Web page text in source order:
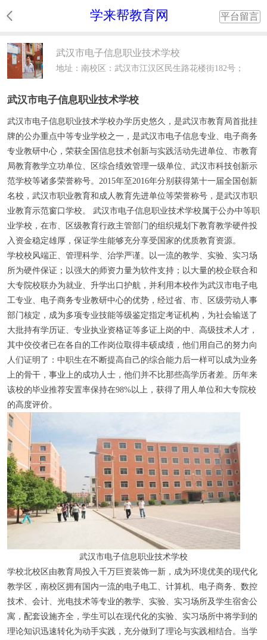
学来帮教育网 平台留言
武汉市电子信息职业技术学校
地址：南校区：武汉市江汉区民生路花楼街182号；
武汉市电子信息职业技术学校
武汉市电子信息职业技术学校办学历史悠久，是武汉市教育局首批挂
牌的公办重点中等专业学校之一，是武汉市电子信息专业、电子商务
专业教研中心，荣获全国信息技术创新与实践活动先进单位、市教育
局教育教学立功单位、区综合绩效管理一级单位、武汉市科技创新示
范学校等诸多荣誉称号。2015年至2016年分别获得第十一届全国创新
名校，武汉市职业教育和成人教育先进单位等荣誉称号，是武汉市职
业教育示范窗口学校。 武汉市电子信息职业技术学校属于公办中等职
业学校，在市、区级教育行政主管部门的组织规划下教育教学硬件投
入资金稳定雄厚，保证学生能够充分享受国家的优质教育资源。
学校校风端正、管理科学、治学严谨。以一流的教学、实验、实习场
所为硬件保证；以强大的师资力量为软件支持；以大量的校企联合和
大专院校联办为就业、升学出口护航，并利用本校作为武汉市电子电
工专业、电子商务专业教研中心的优势，经过省、市、区级劳动人事
部门核定，成为多项专业技能等级鉴定指定考证机构，为社会输送了
大批持有学历证、专业执业资格证等多证上岗的中、高级技术人才，
其中佼佼者已在各自的工作岗位取得丰硕成绩，他们用自己的努力向
人们证明了：中职生在不断提高自己的综合能力后一样可以成为业务
上的骨干，事业上的成功人士，他们并不比那些高学历者差。历年来
该校的毕业推荐安置率保持在98%以上，获得了用人单位和大专院校
的高度评价。
武汉市电子信息职业技术学校
学校北校区由教育局投入千万巨资装饰一新，成为环境优美的现代化
教学区，南校区拥有国内一流的电子电工、计算机、电子商务、数控
技术、会计、光电技术等专业的教学、实验、实习场所及学生宿舍公
寓，配套设施齐全，学生可以在现代化的实验、实习场所中将学到的
理论知识迅速转化为动手实践，充分做到了理论与实践相结合。当学